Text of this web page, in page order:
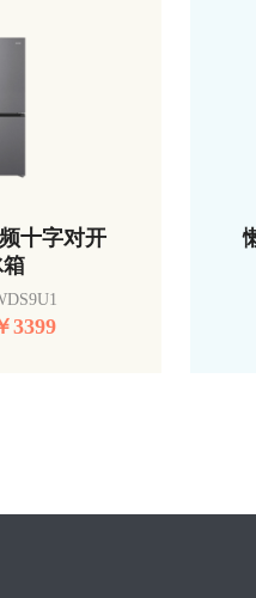
十字对开
3399